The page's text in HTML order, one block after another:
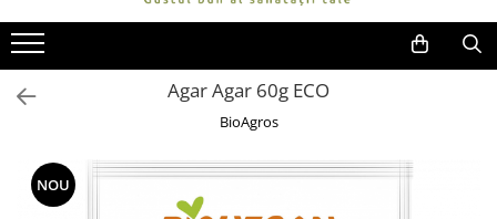
ULEIURI ȘI UNTURI
MĂSLINE
FRUCTE DESHIDRATATE
ÎNDULCITORI NATURALI / MIERE
FRUCTE LA CONSERVĂ
OȚETURI ȘI SOSURI
Agar Agar 60g ECO
BioAgros
NOU